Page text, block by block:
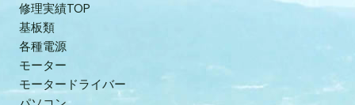
修理実績TOP
基板類
各種電源
モーター
モータードライバー